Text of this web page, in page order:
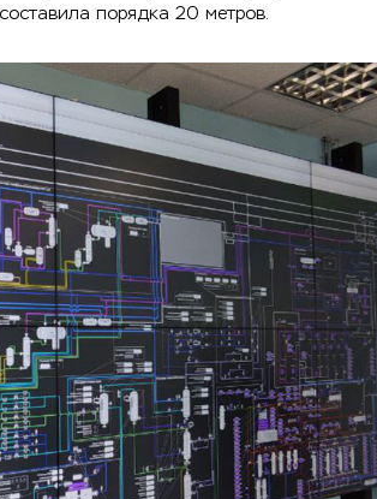
порядка 20 метров.